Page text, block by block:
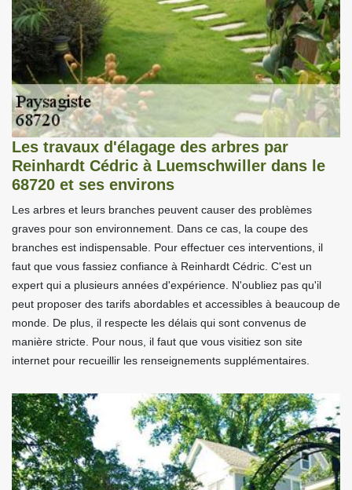
Les travaux d'élagage des arbres par
Reinhardt Cédric à Luemschwiller dans le
68720 et ses environs
Les arbres et leurs branches peuvent causer des problèmes
graves pour son environnement. Dans ce cas, la coupe des
branches est indispensable. Pour effectuer ces interventions, il
faut que vous fassiez confiance à Reinhardt Cédric. C'est un
expert qui a plusieurs années d'expérience. N'oubliez pas qu'il
peut proposer des tarifs abordables et accessibles à beaucoup de
monde. De plus, il respecte les délais qui sont convenus de
manière stricte. Pour nous, il faut que vous visitiez son site
internet pour recueillir les renseignements supplémentaires.